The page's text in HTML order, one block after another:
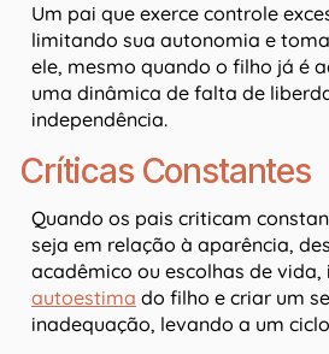
Um pai que exerce controle
limitando sua autonomia e
ele, mesmo quando o filho já é
uma dinâmica de falta de
independência.
Críticas Constantes
Quando os pais criticam
seja em relação à aparência,
acadêmico ou escolhas de
autoestima do filho e criar um
inadequação, levando a um